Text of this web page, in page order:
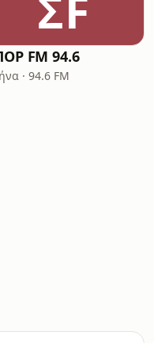
FM 94.6
· 94.6 FM